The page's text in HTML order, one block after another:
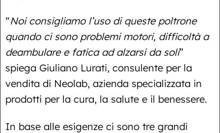
“Noi consigliamo l’uso di queste poltrone
quando ci sono problemi motori, difficoltà a
deambulare e fatica ad alzarsi da soli”
spiega Giuliano Lurati, consulente per la
vendita di Neolab, azienda specializzata in
prodotti per la cura, la salute e il benessere.
In base alle esigenze ci sono tre grandi